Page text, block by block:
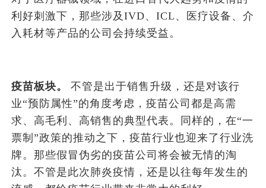
利好刺激下，那些涉及IVD、ICL、医疗设备、介
入耗材等产品的公司会持续受益。
疫苗板块。
不管是出于销售升级，还是对该行
业“预防属性”的角度考虑，疫苗公司都是高需
求、高毛利、高销售的典型代表。同样的，在“一
票制”政策的推动之下，疫苗行业也迎来了行业洗
牌。那些假冒伪劣的疫苗公司将会被无情的淘
汰。不管是此次肺炎疫情，还是以往每年发生的